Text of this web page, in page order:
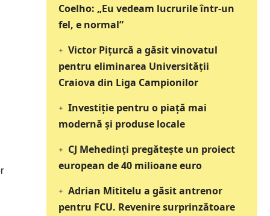
Coelho: „Eu vedeam lucrurile într-un
fel, e normal”
Victor Pițurcă a găsit vinovatul
pentru eliminarea Universității
Craiova din Liga Campionilor
Investiție pentru o piață mai
modernă și produse locale
CJ Mehedinți pregătește un proiect
european de 40 milioane euro
Adrian Mititelu a găsit antrenor
pentru FCU. Revenire surprinzătoare